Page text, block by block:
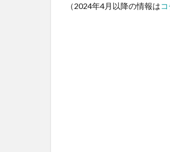
（2024年4月以降の情報は